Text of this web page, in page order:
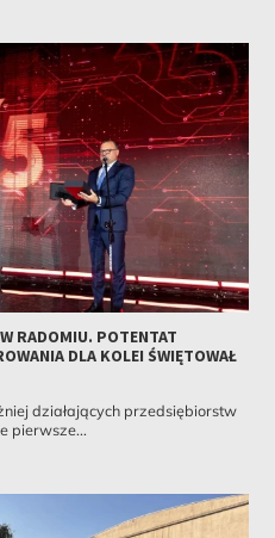
RADOMIU. POTENTAT
DLA KOLEI ŚWIĘTOWAŁ
działających przedsiębiorstw
pierwsze...